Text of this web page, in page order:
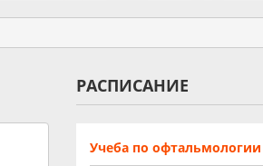
РАСПИСАНИЕ
Учеба по офтальмологии